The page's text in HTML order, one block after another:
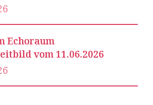
Echoraum
vom 11.06.2026